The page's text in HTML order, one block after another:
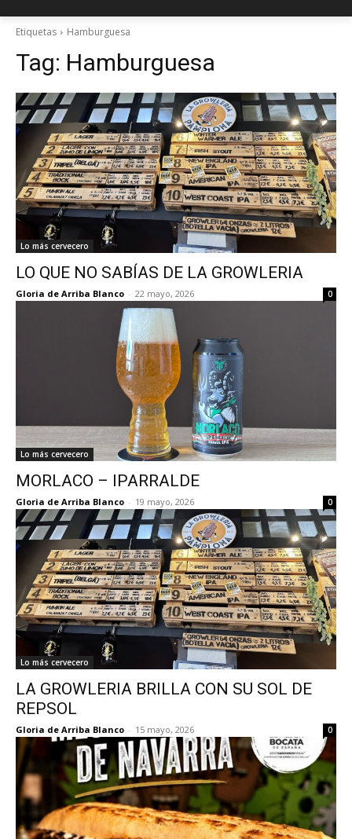
Etiquetas Hamburguesa
Tag: Hamburguesa
Lo más cervecero
LO QUE NO SABÍAS DE LA GROWLERIA
Gloria de Arriba Blanco - 22 mayo, 2026 0
Lo más cervecero
MORLACO – IPARRALDE
Gloria de Arriba Blanco - 19 mayo, 2026 0
Lo más cervecero
LA GROWLERIA BRILLA CON SU SOL DE
REPSOL
Gloria de Arriba Blanco - 15 mayo, 2026 0